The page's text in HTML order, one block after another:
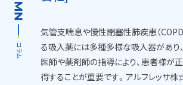
気管支喘息や慢性閉塞性肺疾患（
る吸入薬には多種多様な吸入器があり
医師や薬剤師の指導により、患者様が
得することが重要です。アルフレッサ株